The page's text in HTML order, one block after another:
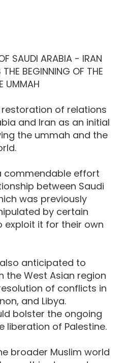
SAUDI ARABIA - IRAN
BEGINNING OF THE
UMMAH
restoration of relations
and Iran as an initial
the ummah and the
commendable effort
between Saudi
was previously
by certain
exploit it for their own
anticipated to
the West Asian region
of conflicts in
and Libya.
bolster the ongoing
liberation of Palestine.
broader Muslim world